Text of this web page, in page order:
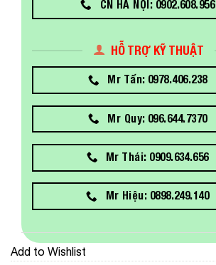
CN HÀ NỘI: 0902.608.956
HỖ TRỢ KỸ THUẬT
Mr Tấn: 0978.406.238
Mr Quy: 096.644.7370
Mr Thái: 0909.634.656
Mr Hiệu: 0898.249.140
Add to Wishlist